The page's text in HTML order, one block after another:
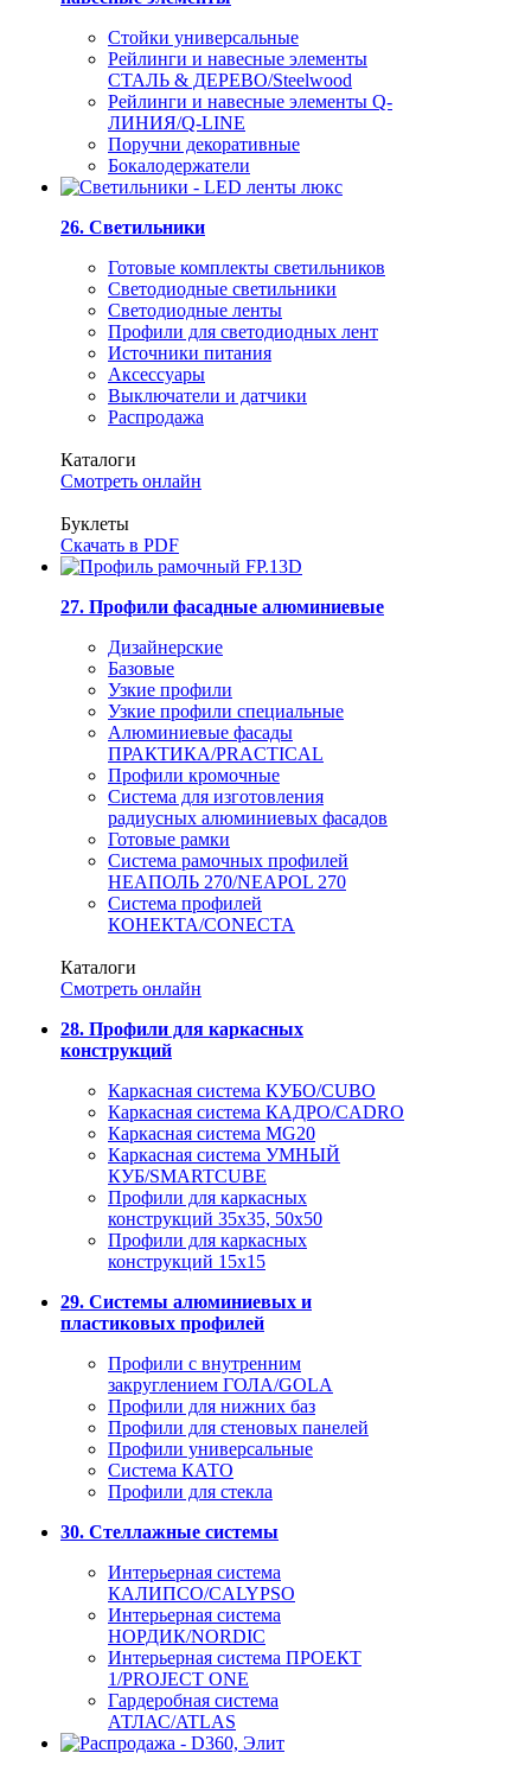
Стойки универсальные
Рейлинги и навесные элементы
СТАЛЬ & ДЕРЕВО/Steelwood
Рейлинги и навесные элементы Q-
ЛИНИЯ/Q-LINE
Поручни декоративные
Бокалодержатели
26. Светильники
Готовые комплекты светильников
Светодиодные светильники
Светодиодные ленты
Профили для светодиодных лент
Источники питания
Аксессуары
Выключатели и датчики
Распродажа
Каталоги
Смотреть онлайн
Буклеты
Скачать в PDF
27. Профили фасадные алюминиевые
Дизайнерские
Базовые
Узкие профили
Узкие профили специальные
Алюминиевые фасады
ПРАКТИКА/PRACTICAL
Профили кромочные
Система для изготовления
радиусных алюминиевых фасадов
Готовые рамки
Система рамочных профилей
НЕАПОЛЬ 270/NEAPOL 270
Система профилей
КОНЕКТА/CONECTA
Каталоги
Смотреть онлайн
28. Профили для каркасных
конструкций
Каркасная система КУБО/CUBO
Каркасная система КАДРО/CADRO
Каркасная система MG20
Каркасная система УМНЫЙ
КУБ/SMARTCUBE
Профили для каркасных
конструкций 35x35, 50x50
Профили для каркасных
конструкций 15х15
29. Системы алюминиевых и
пластиковых профилей
Профили с внутренним
закруглением ГОЛА/GOLA
Профили для нижних баз
Профили для стеновых панелей
Профили универсальные
Система КАТО
Профили для стекла
30. Стеллажные системы
Интерьерная система
КАЛИПСО/CALYPSO
Интерьерная система
НОРДИК/NORDIC
Интерьерная система ПРОЕКТ
1/PROJECT ONE
Гардеробная система
АТЛАС/ATLAS